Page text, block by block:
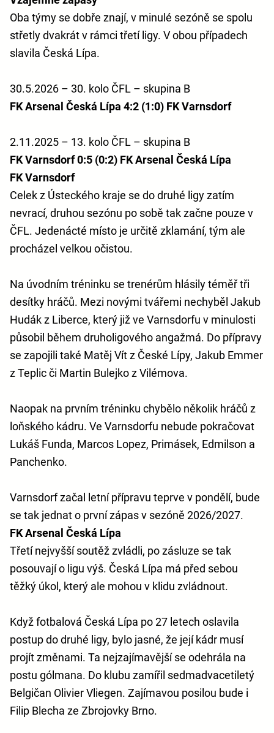
Oba týmy se dobře znají, v minulé sezóně se spolu
střetly dvakrát v rámci třetí ligy. V obou případech
slavila Česká Lípa.
30.5.2026 – 30. kolo ČFL – skupina B
FK Arsenal Česká Lípa 4:2 (1:0) FK Varnsdorf
2.11.2025 – 13. kolo ČFL – skupina B
FK Varnsdorf 0:5 (0:2) FK Arsenal Česká Lípa
FK Varnsdorf
Celek z Ústeckého kraje se do druhé ligy zatím
nevrací, druhou sezónu po sobě tak začne pouze v
ČFL. Jedenácté místo je určitě zklamání, tým ale
procházel velkou očistou.
Na úvodním tréninku se trenérům hlásily téměř tři
desítky hráčů. Mezi novými tvářemi nechyběl Jakub
Hudák z Liberce, který již ve Varnsdorfu v minulosti
působil během druholigového angažmá. Do přípravy
se zapojili také Matěj Vít z České Lípy, Jakub Emmer
z Teplic či Martin Bulejko z Vilémova.
Naopak na prvním tréninku chybělo několik hráčů z
loňského kádru. Ve Varnsdorfu nebude pokračovat
Lukáš Funda, Marcos Lopez, Primásek, Edmilson a
Panchenko.
Varnsdorf začal letní přípravu teprve v pondělí, bude
se tak jednat o první zápas v sezóně 2026/2027.
FK Arsenal Česká Lípa
Třetí nejvyšší soutěž zvládli, po zásluze se tak
posouvají o ligu výš. Česká Lípa má před sebou
těžký úkol, který ale mohou v klidu zvládnout.
Když fotbalová Česká Lípa po 27 letech oslavila
postup do druhé ligy, bylo jasné, že její kádr musí
projít změnami. Ta nejzajímavější se odehrála na
postu gólmana. Do klubu zamířil sedmadvacetiletý
Belgičan Olivier Vliegen. Zajímavou posilou bude i
Filip Blecha ze Zbrojovky Brno.